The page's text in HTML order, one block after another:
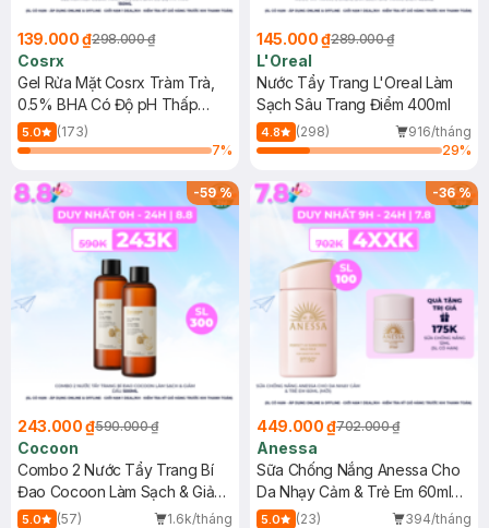
139.000 ₫298.000 ₫
Cosrx
Gel Rửa Mặt Cosrx Tràm Trà,
0.5% BHA Có Độ pH Thấp
150ml
5.0
(173)
7%
145.000 ₫289.000 ₫
L'Oreal
Nước Tẩy Trang L'Oreal Làm
Sạch Sâu Trang Điểm 400ml
4.8 (298)
916/tháng
29%
-59%
243.000 ₫590.000 ₫
Cocoon
Combo 2 Nước Tẩy Trang Bí
Đao Cocoon Làm Sạch & Giảm
Dầu 500ml
5.0 (57)
1.6k/tháng
-36%
449.000 ₫702.000 ₫
Anessa
Sữa Chống Nắng Anessa Cho
Da Nhạy Cảm & Trẻ Em 60ml
(Mới)
5.0 (23)
394/tháng